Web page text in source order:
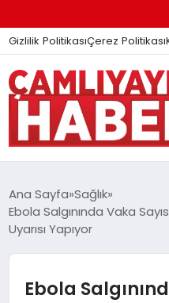
Gizlilik PolitikasıÇerez Politikası
GÜNDEM
DÜNYA
Ana Sayfa Sağlık
Ebola Salgınında Vaka
Uyarısı Yapıyor
Ebola